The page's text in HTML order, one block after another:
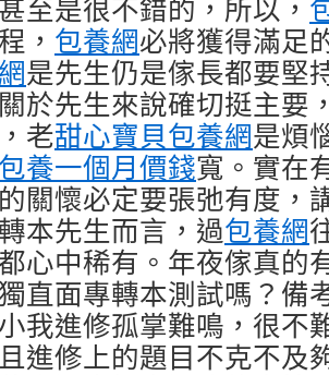
至是很不錯的，所以，
， 包養網必將獲得滿足
是先生仍是傢長都要堅
於先生來說確切挺主要
老甜心寶貝包養網是煩
包養一個月價錢寬。實在
關懷必定要張弛有度，
本先生而言，過包養網
心中稀有。年夜傢真的
直面專轉本測試嗎？備
我進修孤掌難鳴，很不
進修上的題目不克不及